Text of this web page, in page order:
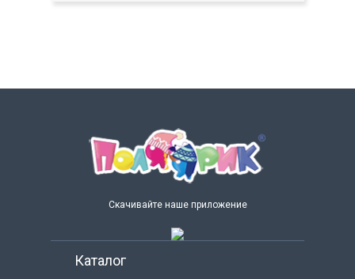
Скачивайте наше приложение
Каталог